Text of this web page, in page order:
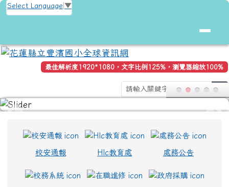
跳至主內容區
花蓮縣立豐濱國小全球資訊網
Select Language ▼
最佳解析度1920*1080，文字比例125%，瀏覽器縮放100%
校安通報 Hlc教育處 處務公告